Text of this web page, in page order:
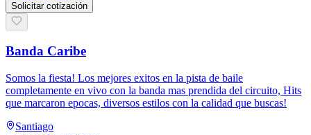
Solicitar cotización
Banda Caribe
Somos la fiesta! Los mejores exitos en la pista de baile
completamente en vivo con la banda mas prendida del circuito, Hits
que marcaron epocas, diversos estilos con la calidad que buscas!
Santiago